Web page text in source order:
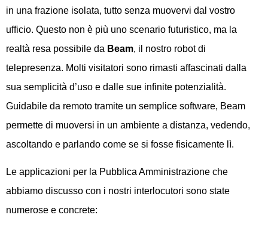
in una frazione isolata, tutto senza muovervi dal vostro
ufficio. Questo non è più uno scenario futuristico, ma la
realtà resa possibile da Beam, il nostro robot di
telepresenza. Molti visitatori sono rimasti affascinati dalla
sua semplicità d’uso e dalle sue infinite potenzialità.
Guidabile da remoto tramite un semplice software, Beam
permette di muoversi in un ambiente a distanza, vedendo,
ascoltando e parlando come se si fosse fisicamente lì.
Le applicazioni per la Pubblica Amministrazione che
abbiamo discusso con i nostri interlocutori sono state
numerose e concrete: